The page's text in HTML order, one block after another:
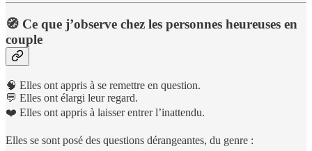
🧭 Ce que j’observe chez les personnes heureuses en
couple
🧠 Elles ont appris à se remettre en question.
💬 Elles ont élargi leur regard.
❤️ Elles ont appris à laisser entrer l’inattendu.
Elles se sont posé des questions dérangeantes, du genre :